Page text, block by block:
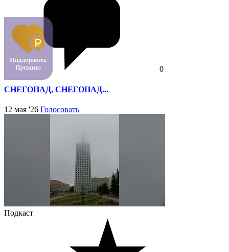
0
СНЕГОПАД, СНЕГОПАД...
12 мая '26 Голосовать
Подкаст